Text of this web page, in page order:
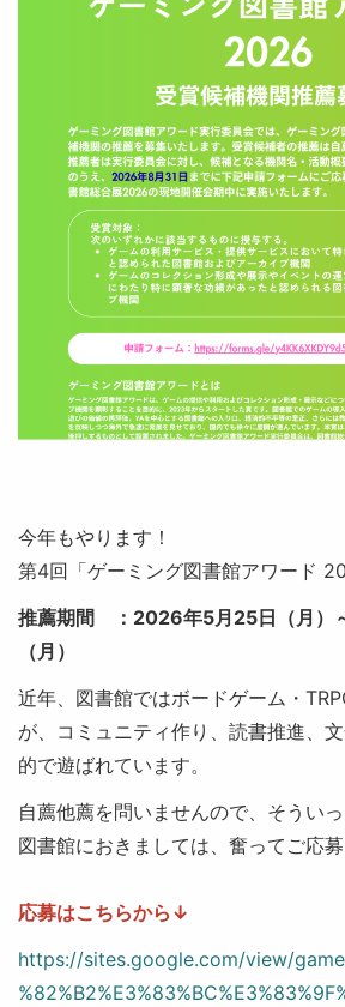
今年もやります！
第4回「ゲーミング図書館アワード
推薦期間 ：2026年5月25日（月）
（月）
近年、図書館ではボードゲーム・
が、コミュニティ作り、読書推進、
的で遊ばれています。
自薦他薦を問いませんので、そうい
図書館におきましては、奮ってご応募
応募はこちらから↓
https://sites.google.com/view/